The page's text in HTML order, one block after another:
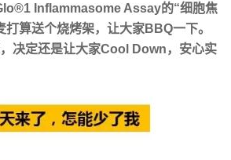
Inflammasome Assay的“细胞焦
打算送个烧烤架，让大家BBQ一下。
决定还是让大家Cool Down，安心实